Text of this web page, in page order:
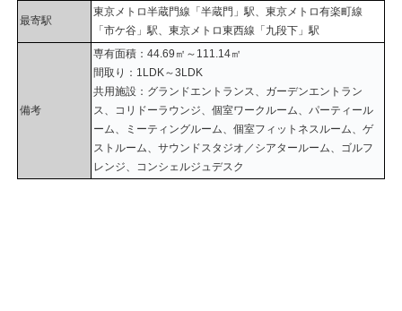
最寄駅
東京メトロ半蔵門線「半蔵門」駅、東京メトロ有楽町線
「市ケ谷」駅、東京メトロ東西線「九段下」駅
備考
専有面積：44.69㎡～111.14㎡
間取り：1LDK～3LDK
共用施設：グランドエントランス、ガーデンエントラン
ス、コリドーラウンジ、個室ワークルーム、パーティール
ーム、ミーティングルーム、個室フィットネスルーム、ゲ
ストルーム、サウンドスタジオ／シアタールーム、ゴルフ
レンジ、コンシェルジュデスク